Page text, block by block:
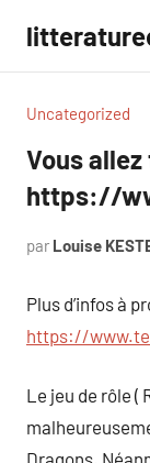
contenu
Uncategorized
Vous
https://
par Louise
Plus d’infos à
https://
Le jeu de rôle (
Dragons.